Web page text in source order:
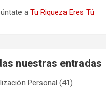
a Tu Riqueza Eres Tú
nuestras entradas
Personal (41)